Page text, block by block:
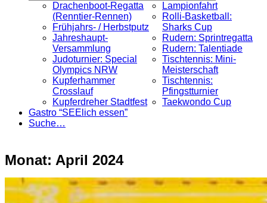
Drachenboot-Regatta
(Renntier-Rennen)
Frühjahrs- / Herbstputz
Jahreshaupt-
Versammlung
Judoturnier: Special
Olympics NRW
Kupferhammer
Crosslauf
Kupferdreher Stadtfest
Lampionfahrt
Rolli-Basketball:
Sharks Cup
Rudern: Sprintregatta
Rudern: Talentiade
Tischtennis: Mini-
Meisterschaft
Tischtennis:
Pfingstturnier
Taekwondo Cup
Gastro “SEElich essen”
Suche…
Monat: April 2024